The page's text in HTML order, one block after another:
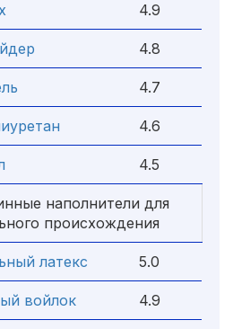
4.9
4.8
4.7
4.6
4.5
наполнители для
происхождения
латекс 5.0
войлок 4.9